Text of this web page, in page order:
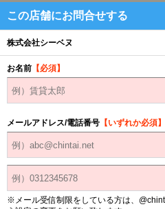
この店舗にお問合せする
株式会社シーベヌ
お名前 【必須】
メールアドレス/電話番号 【いずれか必須】
※メール受信制限をしている方は、